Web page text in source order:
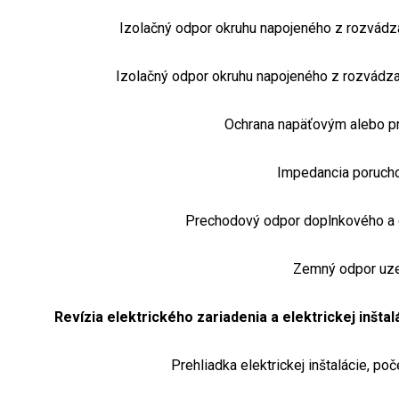
Izolačný odpor okruhu napojeného z
Izolačný odpor okruhu napojeného z
Ochrana napäťovým alebo
Impedancia
Prechodový odpor doplnkového
Zemný odpor
Revízia elektrického zariadenia a elektrickej
Prehliadka elektrickej inštalácie,